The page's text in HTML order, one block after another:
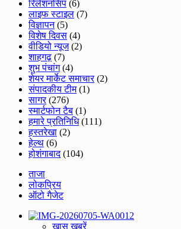
रिलेशनसिप (6)
लाइफ स्टाइल (7)
विज्ञापन(5)
विशेष दिवस (4)
वीडियो न्यूज(2)
शाहगढ़ (7)
शुभ पंचांग(4)
शेयर मार्केट समाचार(2)
संपादकीय टीम(1)
सागर(276)
स्मार्टफोन टैब (1)
हमारे प्रतिनिधि(111)
हस्तरेखा (2)
हेल्थ (6)
होशंगाबाद(104)
ताजा
लोकप्रिय
ऑटो गैजेट
ख़ास खबरें